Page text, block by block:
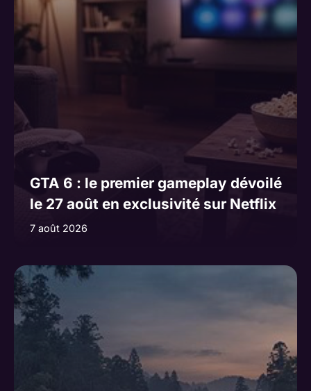
GTA 6 : le premier gameplay dévoilé
le 27 août en exclusivité sur Netflix
7 août 2026